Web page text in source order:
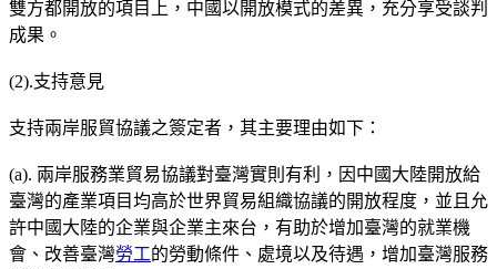
雙方都開放的項目上，中國以開放模式的差異，充分享受談判
成果。
(2).支持意見
支持兩岸服貿協議之簽定者，其主要理由如下：
(a). 兩岸服務業貿易協議對臺灣實則有利，因中國大陸開放給
臺灣的產業項目均高於世界貿易組織協議的開放程度，並且允
許中國大陸的企業與企業主來台，有助於增加臺灣的就業機
會、改善臺灣勞工的勞動條件、處境以及待遇，增加臺灣服務